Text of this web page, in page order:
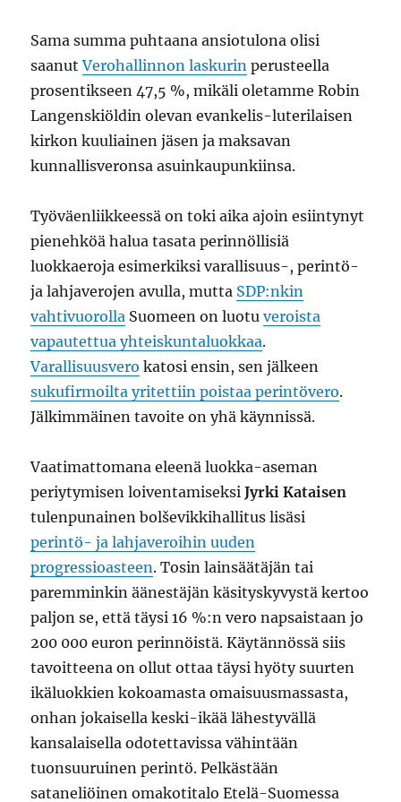
Sama summa puhtaana ansiotulona olisi
saanutVerohallinnon laskurin perusteella
prosentikseen 47,5 %, mikäli oletamme Robin
Langenskiöldin olevan evankelis-luterilaisen
kirkon kuuliainen jäsen ja maksavan
kunnallisveronsa asuinkaupunkiinsa.
Työväenliikkeessä on toki aika ajoin esiintynyt
pienehköä halua tasata perinnöllisiä
luokkaeroja esimerkiksi varallisuus-, perintö-
ja lahjaverojen avulla, mutta SDP:nkin
vahtivuorolla Suomeen on luotuveroista
vapautettua yhteiskuntaluokkaa.
Varallisuusvero katosi ensin, sen jälkeen
sukufirmoilta yritettiin poistaa perintövero.
Jälkimmäinen tavoite on yhä käynnissä.
Vaatimattomana eleenä luokka-aseman
periytymisen loiventamiseksiJyrki Kataisen
tulenpunainen bolševikkihallitus lisäsi
perintö- ja lahjaveroihin uuden
progressioasteen. Tosin lainsäätäjän tai
paremminkin äänestäjän käsityskyvystä kertoo
paljon se, että täysi 16 %:n vero napsaistaan jo
200 000 euron perinnöistä. Käytännössä siis
tavoitteena on ollut ottaa täysi hyöty suurten
ikäluokkien kokoamasta omaisuusmassasta,
onhan jokaisella keski-ikää lähestyvällä
kansalaisella odotettavissa vähintään
tuonsuuruinen perintö. Pelkästään
sataneliöinen omakotitalo Etelä-Suomessa